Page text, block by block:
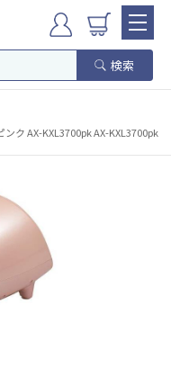
検索
ク AX-KXL3700pk AX-KXL3700pk